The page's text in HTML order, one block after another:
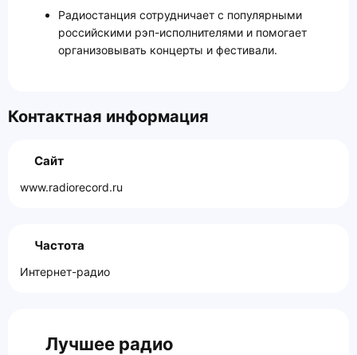
Радиостанция сотрудничает с популярными
российскими рэп-исполнителями и помогает
организовывать концерты и фестивали.
Контактная информация
Сайт
www.radiorecord.ru
Частота
Интернет-радио
Лучшее радио